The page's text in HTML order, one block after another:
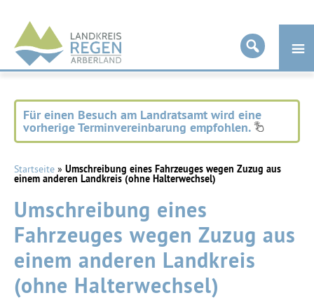
Landkreis
Regen
Für einen Besuch am Landratsamt wird eine
vorherige Terminvereinbarung empfohlen.
Startseite » Umschreibung eines Fahrzeuges wegen Zuzug aus
einem anderen Landkreis (ohne Halterwechsel)
Umschreibung eines
Fahrzeuges wegen Zuzug aus
einem anderen Landkreis
(ohne Halterwechsel)